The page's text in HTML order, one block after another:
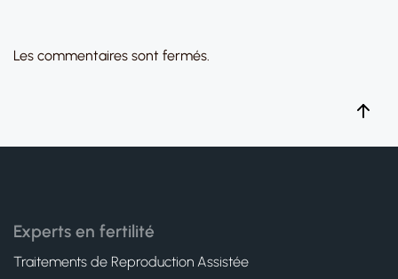
Les commentaires sont fermés.
Experts en fertilité
Traitements de Reproduction Assistée